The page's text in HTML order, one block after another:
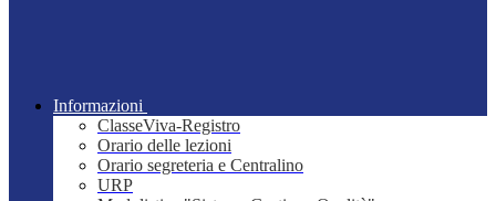
Informazioni
ClasseViva-Registro
Orario delle lezioni
Orario segreteria e Centralino
URP